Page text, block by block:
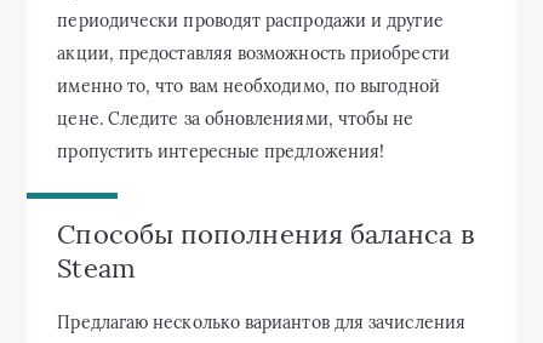
периодически проводят распродажи и другие
акции, предоставляя возможность приобрести
именно то, что вам необходимо, по выгодной
цене. Следите за обновлениями, чтобы не
пропустить интересные предложения!
Способы пополнения баланса в
Steam
Предлагаю несколько вариантов для зачисления